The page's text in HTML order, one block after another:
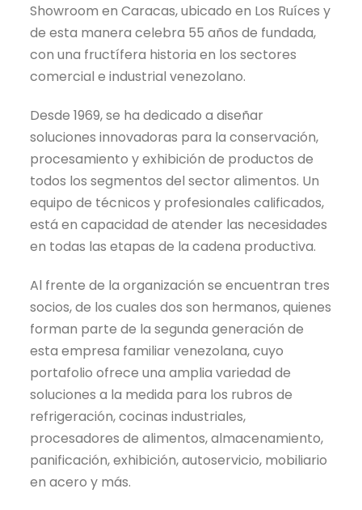
Showroom en Caracas, ubicado en Los Ruíces y
de esta manera celebra 55 años de fundada,
con una fructífera historia en los sectores
comercial e industrial venezolano.
Desde 1969, se ha dedicado a diseñar
soluciones innovadoras para la conservación,
procesamiento y exhibición de productos de
todos los segmentos del sector alimentos. Un
equipo de técnicos y profesionales calificados,
está en capacidad de atender las necesidades
en todas las etapas de la cadena productiva.
Al frente de la organización se encuentran tres
socios, de los cuales dos son hermanos, quienes
forman parte de la segunda generación de
esta empresa familiar venezolana, cuyo
portafolio ofrece una amplia variedad de
soluciones a la medida para los rubros de
refrigeración, cocinas industriales,
procesadores de alimentos, almacenamiento,
panificación, exhibición, autoservicio, mobiliario
en acero y más.